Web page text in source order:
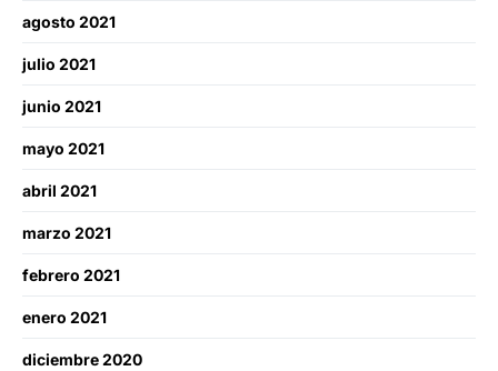
agosto 2021
julio 2021
junio 2021
mayo 2021
abril 2021
marzo 2021
febrero 2021
enero 2021
diciembre 2020